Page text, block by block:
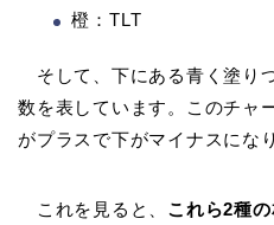
橙：TLT
そして、下にある青く塗り
数を表しています。このチャ
がプラスで下がマイナスにな
これを見ると、 これら2種